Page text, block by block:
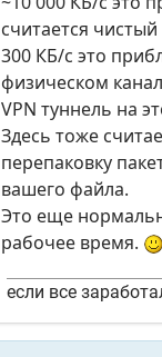
считается
300 КБ/c это
физическом
VPN туннель на
Здесь тоже
перепаковку
вашего файла.
Это еще
рабочее время.
если все